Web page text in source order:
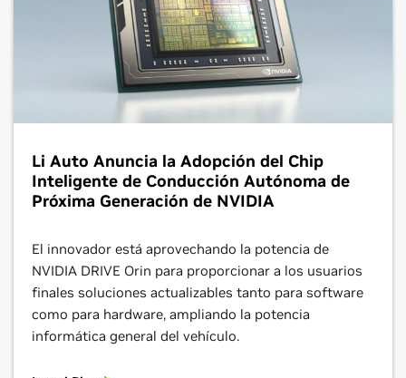
Li Auto Anuncia la Adopción del Chip
Inteligente de Conducción Autónoma de
Próxima Generación de NVIDIA
El innovador está aprovechando la potencia de
NVIDIA DRIVE Orin para proporcionar a los usuarios
finales soluciones actualizables tanto para software
como para hardware, ampliando la potencia
informática general del vehículo.